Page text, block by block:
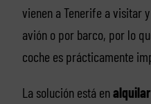
vienen a Tenerife a visitar
avión o por barco, por lo
coche es prácticamente
La solución está en